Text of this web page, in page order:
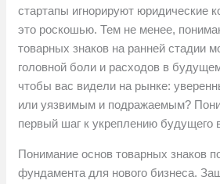
стартапы игнорируют юридические
это роскошью. Тем не менее,
товарных знаков на ранней стадии
головной боли и расходов в
чтобы вас видели на рынке:
или уязвимым и подражаемым?
первый шаг к укреплению будущего
Понимание основ товарных знаков
фундамента для нового бизнеса.